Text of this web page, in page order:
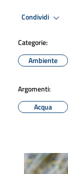
Condividi
Categorie:
Ambiente
Argomenti:
Acqua